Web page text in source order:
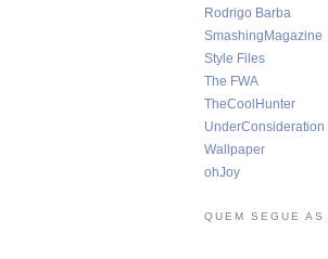
Rodrigo Barba
SmashingMagazine
Style Files
The FWA
TheCoolHunter
UnderConsideration
Wallpaper
ohJoy
QUEM SEGUE